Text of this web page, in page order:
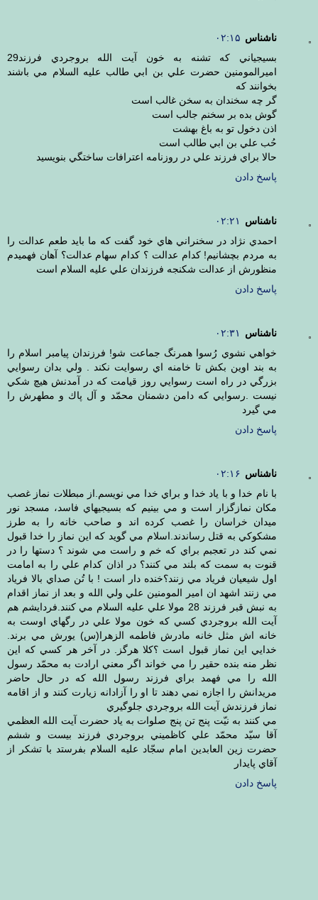
ناشناس ۰۲:۱۵
بسيجياني كه تشنه به خون آيت الله بروجردي فرزند29
اميرالمومنين حضرت علي بن ابي طالب عليه السلام مي باشند
بخوانند كه
گر چه سخندان به سخن غالب است
گوش بده بر سخنم جالب است
اذن دخول تو به باغ بهشت
حُب علي بن ابي طالب است
حالا براي فرزند علي در روزنامه اعترافات ساختگي بنويسيد
پاسخ دادن
ناشناس
۰۲:۲۱
احمدي نژاد در سخنراني هاي خود گفت كه ما بايد طعم عدالت را
به مردم بچشانيم! كدام عدالت ؟ كدام سهام عدالت؟ آهان فهميدم
منظورش از عدالت شكنجه فرزندان علي عليه السلام است
پاسخ دادن
ناشناس
۰۲:۳۱
خواهي نشوي رُسوا همرنگ جماعت شو! فرزندان پيامبر اسلام را
به بند اوين بكش تا خامنه اي رسوايت نكند . ولي بدان رسوايي
بزرگي در راه است رسوايي روز قيامت كه در آمدنش هيچ شكي
نيست .رسوايي كه دامن دشمنان محمّد و آل پاك و مطهرش را
مي گيرد
پاسخ دادن
ناشناس ۰۲:۱۶
با نام خدا و با ياد خدا و براي خدا مي نويسم.از مبطلات نماز غصب
مكان نمازگزار است و مي بينيم كه بسيجيهاي فاسد، مسجد نور
ميدان خراسان را غصب كرده اند و صاحب خانه را به طرز
مشكوكي به قتل رساندند.اسلام مي گويد كه اين نماز را خدا قبول
نمي كند در تعجبم براي كه خم و راست مي شوند ؟ دستها را در
قنوت به سمت كه بلند مي كنند؟ در اذان كدام علي را به امامت
اول شيعيان فرياد مي زنند؟خنده دار است ! با تُن صداي بالا فرياد
مي زنند اشهد ان امير المومنين علي ولي الله و بعد از نماز اقدام
به نبش قبر فرزند 28 مولا علي عليه السلام مي كنند.فردايشم هم
آيت الله بروجردي كسي كه خون مولا علي در رگهاي اوست به
خانه اش مثل خانه مادرش فاطمه الزهرا(س) يورش مي برند.
خدايي اين نماز قبول است ؟كلا هرگز. در آخر هر كسي كه اين
نظر منه بنده حقير را مي خواند اگر معني ارادت به محمّد رسول
الله را مي فهمد براي فرزند رسول الله كه در حال حاضر
مريدانش را اجازه نمي دهند تا او را آزادانه زيارت كنند و از اقامه
نماز فرزندش آيت الله بروجردي جلوگيري
مي كنند به نيّت پنج تن پنج صلوات به ياد حضرت آيت الله العظمي
آقا سيّد محمّد علي كاظميني بروجردي فرزند بيست و ششم
حضرت زين العابدين امام سجّاد عليه السلام بفرستد با تشكر از
آقاي پايدار
پاسخ دادن